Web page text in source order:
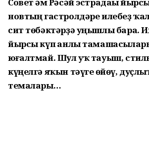
нов­тың гас­трол­дә­ре илебеҙ
сит тө­бәктәрҙә уңыш­лы бара.
йырсы күп һанлы
юғалтмай. Шул уҡ тауыш,
күңелгә яҡын тәүге һөйөү,
темалары…